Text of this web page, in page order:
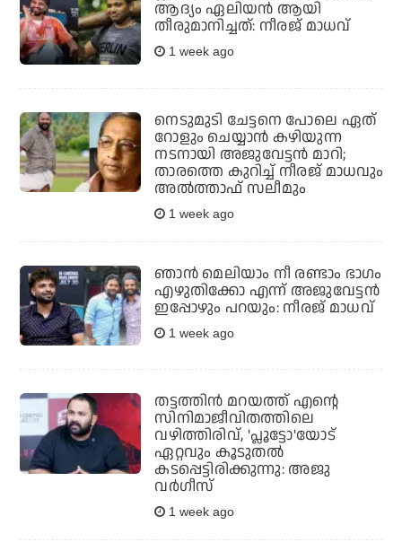
ആദ്യം ഏലിയൻ ആയി
തീരുമാനിച്ചത്: നീരജ് മാധവ്
1 week ago
നെടുമുടി ചേട്ടനെ പോലെ ഏത്
റോളും ചെയ്യാന്‍ കഴിയുന്ന
നടനായി അജുവേട്ടന്‍ മാറി;
താരത്തെ കുറിച്ച് നീരജ് മാധവും
അല്‍ത്താഫ് സലീമും
1 week ago
ഞാൻ മെലിയാം നീ രണ്ടാം ഭാഗം
എഴുതിക്കോ എന്ന് അജുവേട്ടൻ
ഇപ്പോഴും പറയും: നീരജ് മാധവ്
1 week ago
തട്ടത്തിൻ മറയത്ത് എന്റെ
സിനിമാജീവിതത്തിലെ
വഴിത്തിരിവ്, 'പ്ലൂട്ടോ'യോട്
ഏറ്റവും കൂടുതൽ
കടപ്പെട്ടിരിക്കുന്നു: അജു
വർഗീസ്
1 week ago